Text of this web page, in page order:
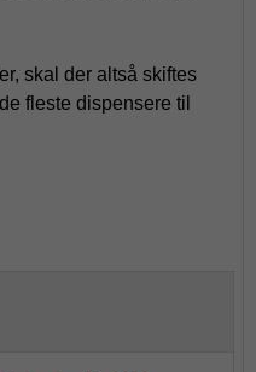
skal der altså skiftes
fleste dispensere til